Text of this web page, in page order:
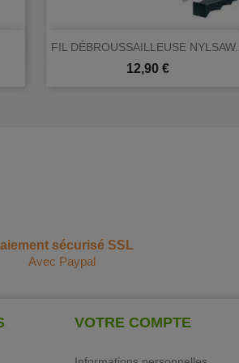
FIL DÉBROUSSAILLEUSE NYLSAW...
Prix
12,90 €
Aperçu rapide
sécurisé SSL
Avec Paypal
VOTRE COMPTE